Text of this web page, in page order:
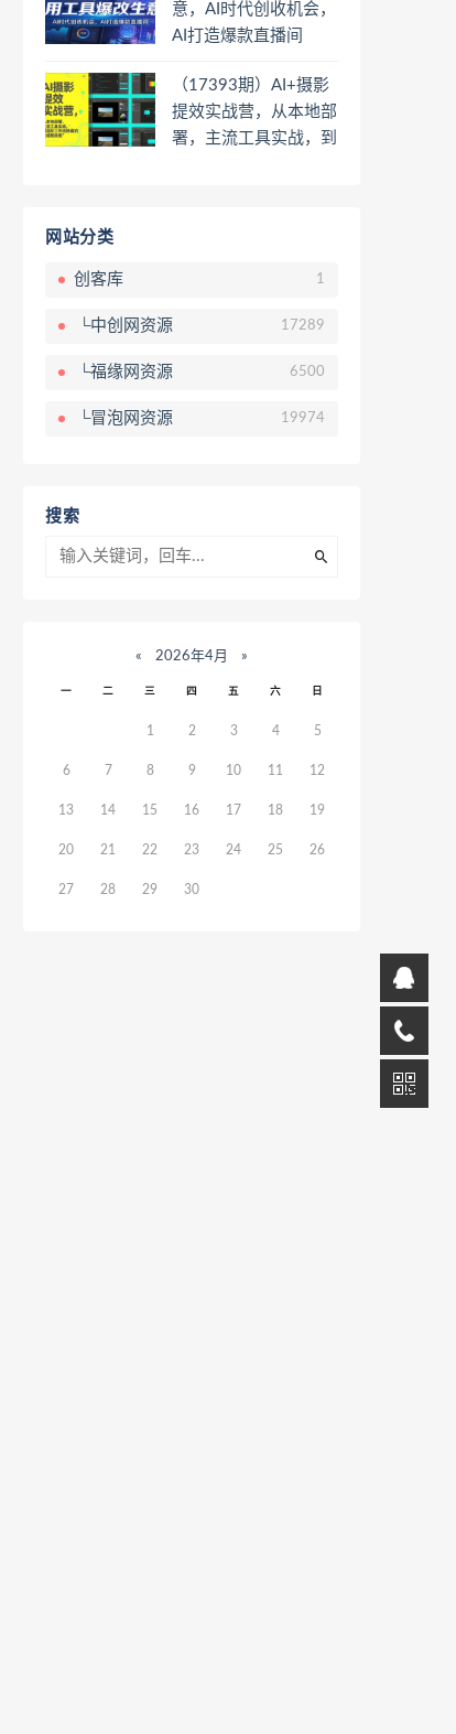
意，AI时代创收机会，
AI打造爆款直播间
（17393期）AI+摄影
提效实战营，从本地部
署，主流工具实战，到
网站分类
创客库 1
└中创网资源 17289
└福缘网资源 6500
└冒泡网资源 19974
搜索
« 2026年4月 »
一 二 三 四 五 六 日
1 2 3 4 5
6 7 8 9 10 11 12
13 14 15 16 17 18 19
20 21 22 23 24 25 26
27 28 29 30